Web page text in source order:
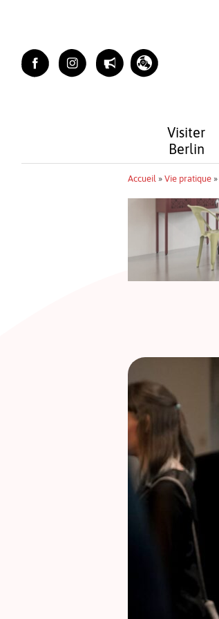
Visiter
Berlin
Accueil » Vie pratique»